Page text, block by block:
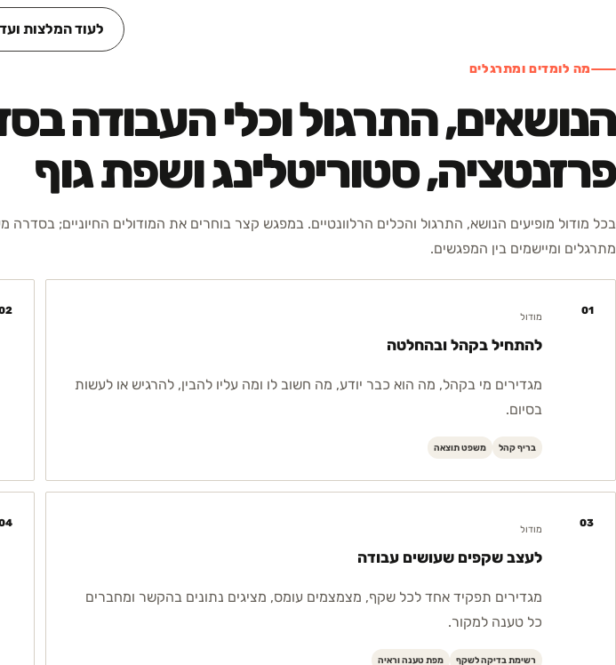
לעוד המלצות
מה לומדים ומתרגלים
הנושאים, התרגול וכלי העבודה
פרזנטציה, סטוריטלינג ושפת גוף
בכל מודול מופיעים הנושא, התרגול והכלים הרלוונטיים. במפגש קצר בוחרים את המודולים החיוניים; בסדרה
מתרגלים ומיישמים בין המפגשים.
01
מודול
להתחיל בקהל ובהחלטה
מגדירים מי בקהל, מה הוא כבר יודע, מה חשוב לו ומה עליו להבין, להרגיש או לעשות
בסיום.
בריף קהל משפט תוצאה
03
מודול
לעצב שקפים שעושים עבודה
מגדירים תפקיד אחד לכל שקף, מצמצמים עומס, מציגים נתונים בהקשר ומחברים
כל טענה למקור.
רשימת בדיקה לשקף מפת טענה וראיה